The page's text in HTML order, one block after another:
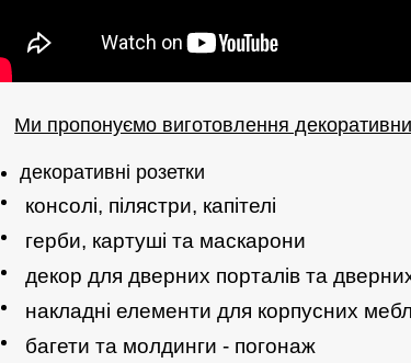
Ми пропонуємо виготовлення
декоративні розетки
консолі, пілястри, капітелі
герби, картуші та маскарони
декор для дверних порталів та
накладні елементи для корпусних
багети та молдинги - погонаж